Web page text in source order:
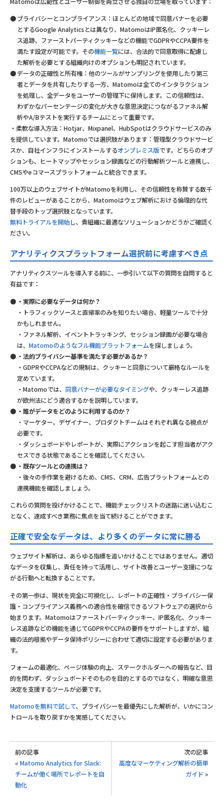
プライバシーとコンプライアンス：ほとんどの地域で同意バナーを必要
とするGoogle Analyticsとは異なり、MatomoはIP匿名化、クッキーレ
ス追跡、ファーストパーティクッキーなどの機能でGDPRやCCPA要件を
満たす設定が可能です。その機能一覧には、合法的で同意取得に配慮し
た解析を必要とする組織向けのオプションも明記されています。
データの正確性と所有権：他のツールがサンプリングを使用したり第三
者とデータを共有したりする一方、Matomoは全てのインタラクション
を処理し、全データをユーザーの管理下に保持します。この信頼性は、
わずかなパーセンテージの変化が大きな意思決定につながるファネル解
析やA/Bテストを実行するチームにとって重要です。
・柔軟な導入方法：Hotjar、Mixpanel、HubSpotはクラウドサービスのみ
を提供しています。Matomoでは選択肢があります：管理型クラウドサービ
スか、自社インフラにインストールするオンプレミス版です。どちらのオプ
ションも、ヒートマップやセッション録画などの行動解析ツールと連携し、
CMSやeコマースプラットフォームと統合できます。
100万以上のウェブサイトがMatomoを利用し、その信頼性を称賛する数千
件のレビューがあることから、Matomoはウェブ解析における倫理的な代
替手段のトップ選択肢となっています。
無料トライアルを開始し、貴組織に最適なソリューションかどうかご確認く
ださい。
アナリティクスプラットフォーム選択前に考慮すべき点
アナリティクスツールを導入する前に、一歩引いて以下の質問を自問すると
有益です：
・実際に必要なデータは何か？
・トラフィックソースと直帰率のみを知りたい場合、軽量ツールで十分
かもしれません。
・ファネル解析、イベントトラッキング、セッション録画が必要な場合
は、 Matomoのようなフル機能プラットフォームを探しましょう。
・法的プライバシー基準を満たす必要があるか？
・GDPRやCCPAなどの規制は、クッキーと同意について厳格なルールを
定めています。
・Matomoでは、 同意バナーが必要なタイミングや、クッキーレス追跡
が欧州法にどう適合するかを説明しています。
・誰がデータをどのように利用するのか？
・マーケター、デザイナー、プロダクトチームはそれぞれ異なる視点が
必要です。
・ダッシュボードやレポートが、実際にアクションを起こす担当者がアク
セスできる状態であることを確認してください。
・既存ツールとの連携は？
・後々の手作業を避けるため、CMS、CRM、広告プラットフォームとの
連携機能を確認しましょう。
これらの質問を投げかけることで、機能チェックリストの迷路に迷い込むこ
となく、達成すべき業務に焦点を当て続けることができます。
正確で安全なデータは、より多くのデータに常に勝る
ウェブサイト解析は、あらゆる指標を追いかけることではありません。適切
なデータを収集し、責任を持って活用し、サイト改善とユーザー支援につな
がる行動へと転換することです。
その第一歩は、現状を完全に可視化し、レポートの正確性・プライバシー保
護・コンプライアンス義務への適合性を確信できるソフトウェアの選択から
始まります。Matomoはファーストパーティクッキー、IP匿名化、クッキー
レス追跡などの機能を通じてGDPRやCCPAの要件をサポートしますが、組
織の法的根拠やデータ保持ポリシーに合わせて適切に設定する必要がありま
す。
フォームの最適化、ページ体験の向上、ステークホルダーへの報告など、目
的を問わず、ダッシュボードそのものを目的とするのではなく、明確な意思
決定を支援するツールが必要です。
Matomoを無料で試して、プライバシーを最優先にした解析が、いかにコン
トロールを取り戻すかを実感してください。
前の記事
« Matomo Analytics for Slack:
チームが働く場所でレポートを自
動化
次の記事
高度なマーケティング解析の簡単
ガイド »